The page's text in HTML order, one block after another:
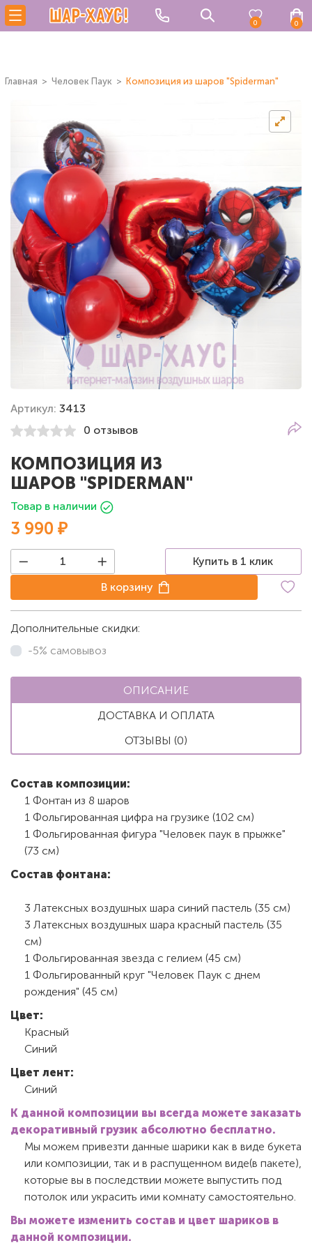
0 0
Главная Человек Паук Композиция из шаров "Spiderman"
Артикул: 3413
0 отзывов
КОМПОЗИЦИЯ ИЗ
ШАРОВ "SPIDERMAN"
Товар в наличии
3 990 ₽
Купить в 1 клик
В корзину
Дополнительные скидки:
-5% самовывоз
ОПИСАНИЕ
ДОСТАВКА И ОПЛАТА
ОТЗЫВЫ (0)
Состав композиции:
1 Фонтан из 8 шаров
1 Фольгированная цифра на грузике (102 см)
1 Фольгированная фигура "Человек паук в прыжке"
(73 см)
Состав фонтана:
3 Латексных воздушных шара синий пастель (35 см)
3 Латексных воздушных шара красный пастель (35
см)
1 Фольгированная звезда с гелием (45 см)
1 Фольгированный круг "Человек Паук с днем
рождения" (45 см)
Цвет:
Красный
Синий
Цвет лент:
Синий
К данной композиции вы всегда можете заказать
декоративный грузик абсолютно бесплатно.
Мы можем привезти данные шарики как в виде букета
или композиции, так и в распущенном виде(в пакете),
которые вы в последствии можете выпустить под
потолок или украсить ими комнату самостоятельно.
Вы можете изменить состав и цвет шариков в
данной композиции.